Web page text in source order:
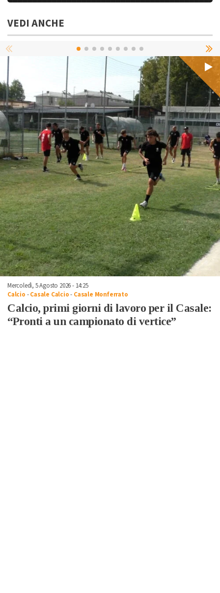
VEDI ANCHE
Mercoledì, 5 Agosto 2026 - 14:25
Calcio -Casale Calcio- Casale Monferrato
Calcio, primi giorni di lavoro per il Casale:
“Pronti a un campionato di vertice”